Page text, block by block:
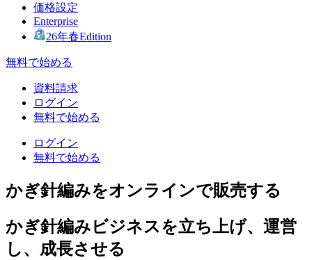
価格設定
Enterprise
26年春Edition
無料で始める
資料請求
ログイン
無料で始める
ログイン
無料で始める
かぎ針編みをオンラインで販売する
かぎ針編みビジネスを立ち上げ、運営
し、成長させる